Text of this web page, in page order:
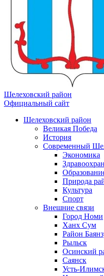
Шелеховский район
Официальный сайт
Шелеховский район
Великая Победа
История
Современный
Экономика
Природа
Культура
Спорт
Внешние связи
Город Номи
Ханх Сум
Район
Рыльск
Осинский
Саянск
Усть-